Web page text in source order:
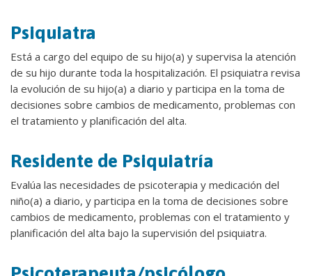
Psiquiatra
Está a cargo del equipo de su hijo(a) y supervisa la atención
de su hijo durante toda la hospitalización. El psiquiatra revisa
la evolución de su hijo(a) a diario y participa en la toma de
decisiones sobre cambios de medicamento, problemas con
el tratamiento y planificación del alta.
Residente de Psiquiatría
Evalúa las necesidades de psicoterapia y medicación del
niño(a) a diario, y participa en la toma de decisiones sobre
cambios de medicamento, problemas con el tratamiento y
planificación del alta bajo la supervisión del psiquiatra.